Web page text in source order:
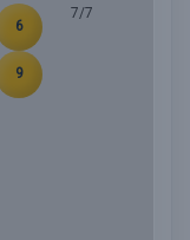
6
9
7/7